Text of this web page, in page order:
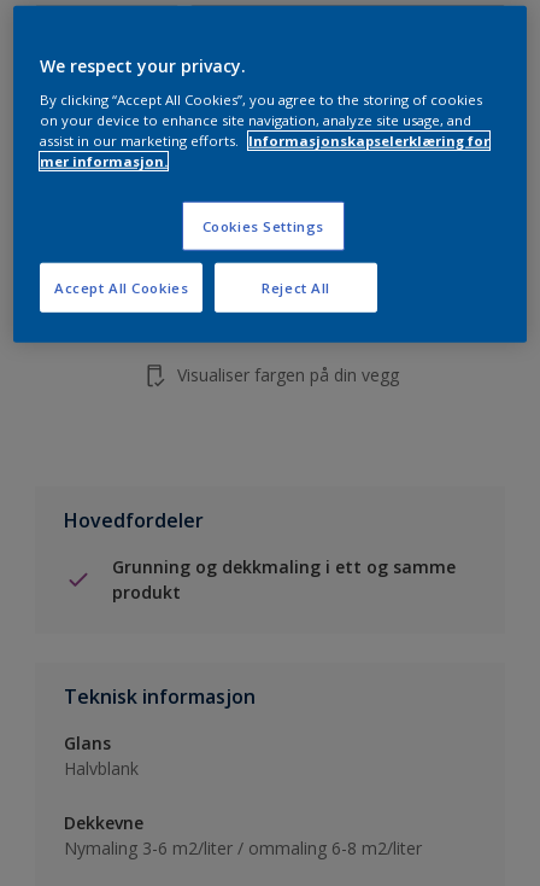
2,5L
10L
Finn en forhandler
Visualiser fargen på din vegg
Hovedfordeler
Grunning og dekkmaling i ett og samme
produkt
Teknisk informasjon
Glans
Halvblank
Dekkevne
Nymaling 3-6 m2/liter / ommaling 6-8 m2/liter
We respect your privacy.
By clicking “Accept All Cookies”, you agree to the storing of cookies
on your device to enhance site navigation, analyze site usage, and
assist in our marketing efforts.
Informasjonskapselerklæring for
mer informasjon.
Cookies Settings
Reject All
Accept All Cookies